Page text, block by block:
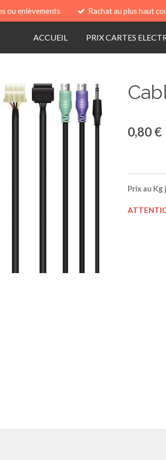
ou enlèvements Rachat au plus haut
ACCUEIL PRIX CARTES
0,80 €
Prix au Kg